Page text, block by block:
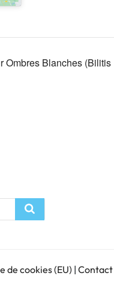
Ombres Blanches (Bilitis
Recherche
de cookies (EU) | Contact